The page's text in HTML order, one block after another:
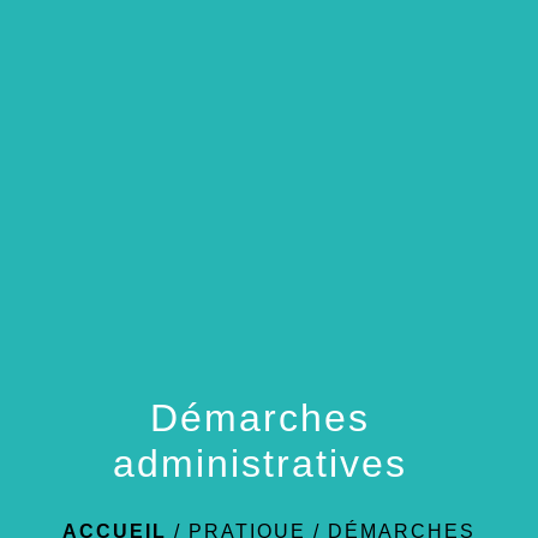
Démarches
administratives
ACCUEIL / PRATIQUE / DÉMARCHES